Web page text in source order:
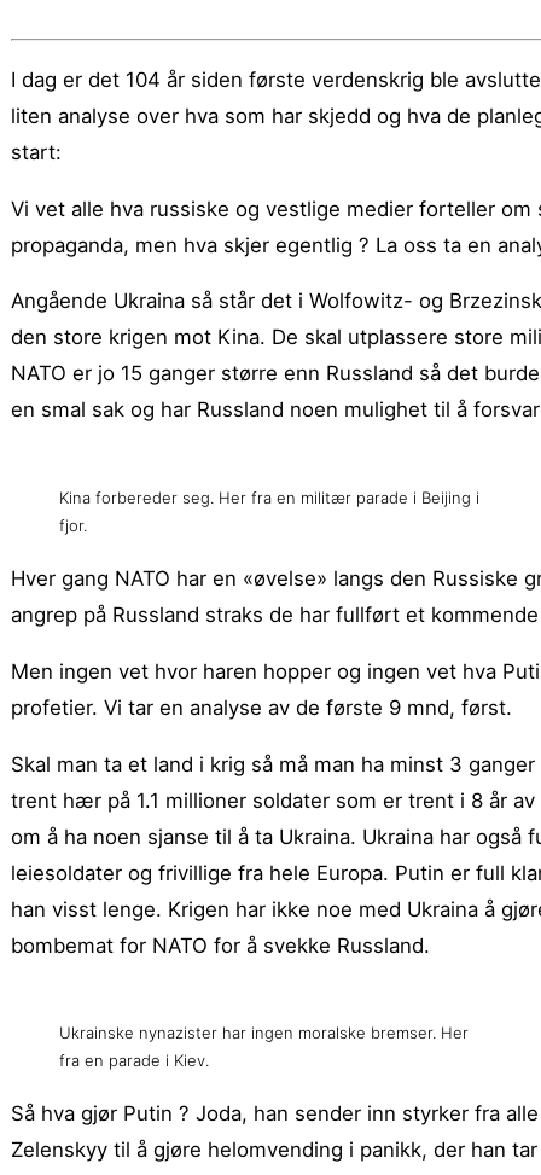
I dag er det 104 år siden første verdenskrig ble
liten analyse over hva som har skjedd og hva de
start:
Vi vet alle hva russiske og vestlige medier forteller
propaganda, men hva skjer egentlig ? La oss ta en
Angående Ukraina så står det i Wolfowitz- og
den store krigen mot Kina. De skal utplassere store
NATO er jo 15 ganger større enn Russland så det
en smal sak og har Russland noen mulighet til å
Kina forbereder seg. Her fra en militær parade i Beijing i
fjor.
Hver gang NATO har en «øvelse» langs den
angrep på Russland straks de har fullført et
Men ingen vet hvor haren hopper og ingen vet hva
profetier. Vi tar en analyse av de første 9 mnd, først.
Skal man ta et land i krig så må man ha minst 3
trent hær på 1.1 millioner soldater som er trent i 8 år
om å ha noen sjanse til å ta Ukraina. Ukraina har
leiesoldater og frivillige fra hele Europa. Putin er full
han visst lenge. Krigen har ikke noe med Ukraina å
bombemat for NATO for å svekke Russland.
Ukrainske nynazister har ingen moralske bremser. Her
fra en parade i Kiev.
Så hva gjør Putin ? Joda, han sender inn styrker fra
Zelenskyy til å gjøre helomvending i panikk, der han